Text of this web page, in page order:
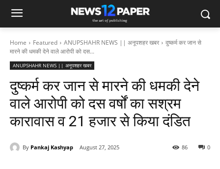
Home Featured ANUPSHAHR NEWS || अनूपशहर खबर
दुष्कर्म कर जान से
मारने की धमकी देने वाले आरोपी को दस...
ANUPSHAHR NEWS || अनूपशहर खबर
दुष्कर्म कर जान से मारने की धमकी देने
वाले आरोपी को दस वर्षों का सश्रम
कारावास व 21 हजार से किया दंडित
By Pankaj Kashyap August 27, 2025 0
86